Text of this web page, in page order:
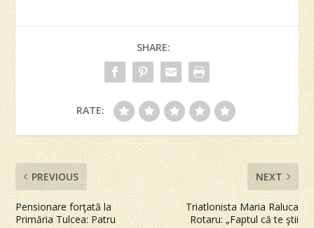
SHARE:
RATE:
PREVIOUS
Pensionare forţată la
Primăria Tulcea: Patru
NEXT
Triatlonista Maria Raluca
Rotaru: „Faptul că te ştii